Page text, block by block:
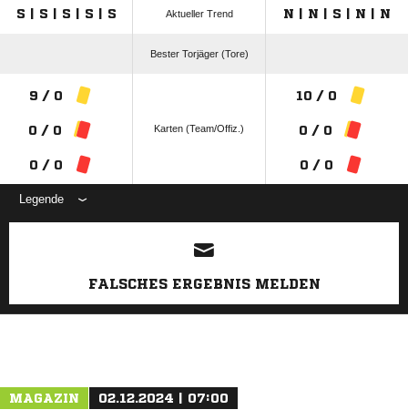
S | S | S | S | S Aktueller Trend N | N | S | N | N
Bester Torjäger (Tore)
9 / 0
0 / 0
0 / 0
Karten (Team/Offiz.)
10 / 0
0 / 0
0 / 0
Legende
ANZEIGE
FALSCHES ERGEBNIS MELDEN
MAGAZIN 02.12.2024 | 07:00